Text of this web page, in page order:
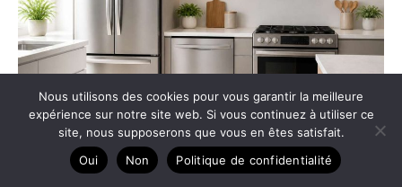
Comment choisir un électroménager économique ?
Nous utilisons des cookies pour vous garantir la meilleure
expérience sur notre site web. Si vous continuez à utiliser ce
site, nous supposerons que vous en êtes satisfait.
Oui
Non Politique de confidentialité